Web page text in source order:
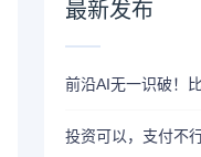
最新发布